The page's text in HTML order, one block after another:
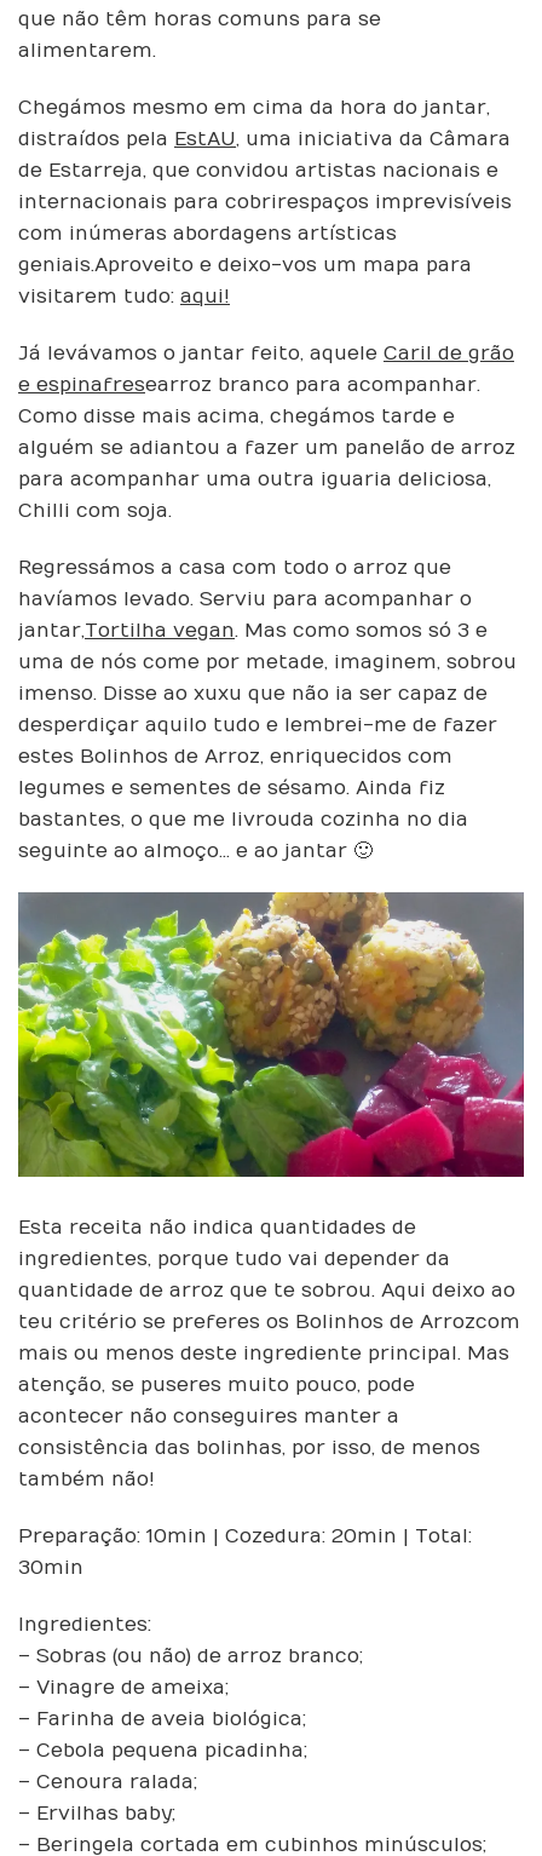
que não têm horas comuns para se
alimentarem.
Chegámos mesmo em cima da hora do jantar,
distraídos pela EstAU, uma iniciativa da Câmara
de Estarreja, que convidou artistas nacionais e
internacionais para cobrir espaços imprevisíveis
com inúmeras abordagens artísticas
geniais. Aproveito e deixo-vos um mapa para
visitarem tudo: aqui!
Já levávamos o jantar feito, aquele Caril de grão
e espinafrese arroz branco para acompanhar.
Como disse mais acima, chegámos tarde e
alguém se adiantou a fazer um panelão de arroz
para acompanhar uma outra iguaria deliciosa,
Chilli com soja.
Regressámos a casa com todo o arroz que
havíamos levado. Serviu para acompanhar o
jantar,Tortilha vegan. Mas como somos só 3 e
uma de nós come por metade, imaginem, sobrou
imenso. Disse ao xuxu que não ia ser capaz de
desperdiçar aquilo tudo e lembrei-me de fazer
estes Bolinhos de Arroz, enriquecidos com
legumes e sementes de sésamo. Ainda fiz
bastantes, o que me livrou da cozinha no dia
seguinte ao almoço… e ao jantar 🙂
Esta receita não indica quantidades de
ingredientes, porque tudo vai depender da
quantidade de arroz que te sobrou. Aqui deixo ao
teu critério se preferes os Bolinhos de Arroz com
mais ou menos deste ingrediente principal. Mas
atenção, se puseres muito pouco, pode
acontecer não conseguires manter a
consistência das bolinhas, por isso, de menos
também não!
Preparação: 10min | Cozedura: 20min | Total:
30min
Ingredientes:
– Sobras (ou não) de arroz branco;
– Vinagre de ameixa;
– Farinha de aveia biológica;
– Cebola pequena picadinha;
– Cenoura ralada;
– Ervilhas baby;
– Beringela cortada em cubinhos minúsculos;